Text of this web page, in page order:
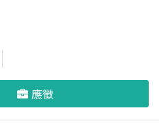
應徵